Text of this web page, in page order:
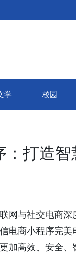
学 校园
打造
网与社交电商
电商小程序完
加高效、安全